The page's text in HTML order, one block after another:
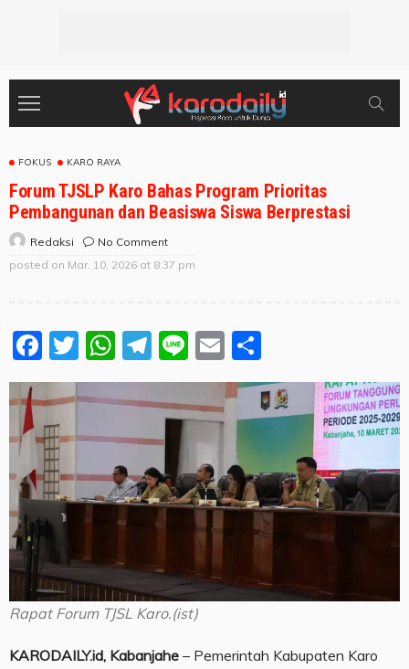
FOKUS KARO RAYA
Forum TJSLP Karo Bahas Program Prioritas
Pembangunan dan Beasiswa Siswa Berprestasi
Redaksi
No Comment
posted on Mar. 10, 2026 at 8:37 pm
Facebook
Twitter
WhatsApp
Telegram
LineEmail
Rapat Forum TJSL Karo.(ist)
KARODAILY.id, Kabanjahe – Pemerintah Kabupaten Karo